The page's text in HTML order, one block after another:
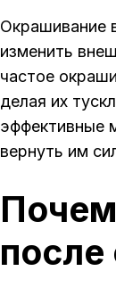
Окрашивание
изменить
частое
делая их
эффективные
вернуть им
после